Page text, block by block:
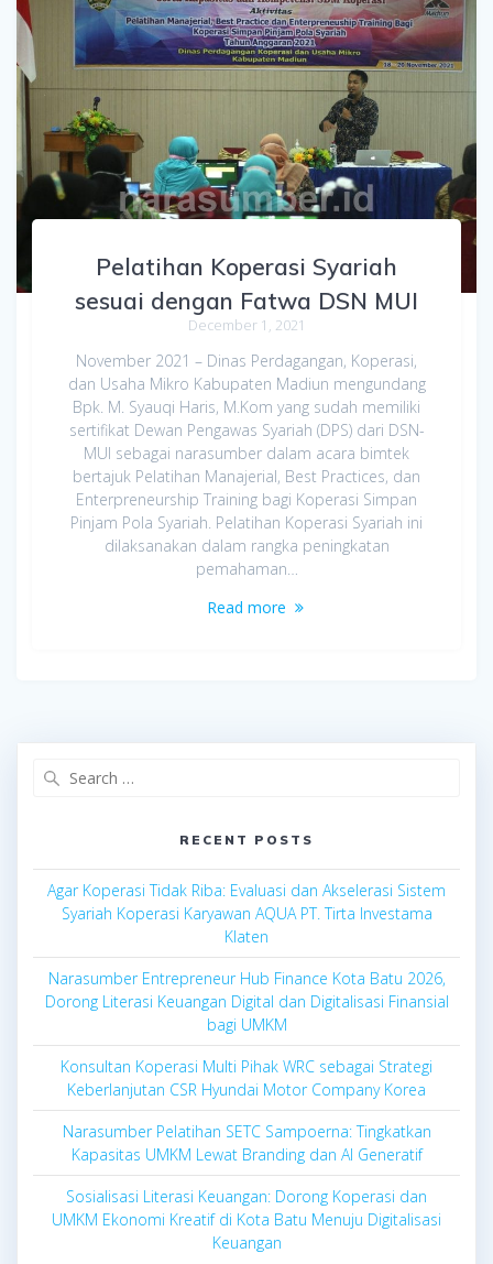
Pelatihan Koperasi Syariah
sesuai dengan Fatwa DSN MUI
December 1, 2021
November 2021 – Dinas Perdagangan, Koperasi,
dan Usaha Mikro Kabupaten Madiun mengundang
Bpk. M. Syauqi Haris, M.Kom yang sudah memiliki
sertifikat Dewan Pengawas Syariah (DPS) dari DSN-
MUI sebagai narasumber dalam acara bimtek
bertajuk Pelatihan Manajerial, Best Practices, dan
Enterpreneurship Training bagi Koperasi Simpan
Pinjam Pola Syariah. Pelatihan Koperasi Syariah ini
dilaksanakan dalam rangka peningkatan
pemahaman…
Read more
RECENT POSTS
Agar Koperasi Tidak Riba: Evaluasi dan Akselerasi Sistem
Syariah Koperasi Karyawan AQUA PT. Tirta Investama
Klaten
Narasumber Entrepreneur Hub Finance Kota Batu 2026,
Dorong Literasi Keuangan Digital dan Digitalisasi Finansial
bagi UMKM
Konsultan Koperasi Multi Pihak WRC sebagai Strategi
Keberlanjutan CSR Hyundai Motor Company Korea
Narasumber Pelatihan SETC Sampoerna: Tingkatkan
Kapasitas UMKM Lewat Branding dan AI Generatif
Sosialisasi Literasi Keuangan: Dorong Koperasi dan
UMKM Ekonomi Kreatif di Kota Batu Menuju Digitalisasi
Keuangan